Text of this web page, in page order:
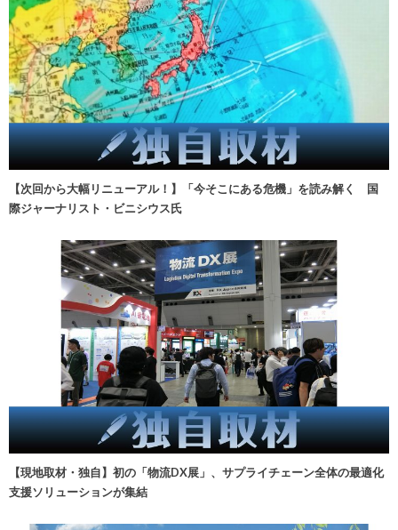
【次回から大幅リニューアル！】「今そこにある危機」を読み解く 国
際ジャーナリスト・ビニシウス氏
【現地取材・独自】初の「物流DX展」、サプライチェーン全体の最適化
支援ソリューションが集結